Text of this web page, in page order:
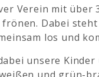
Verein mit über
Dabei
los und
unsere